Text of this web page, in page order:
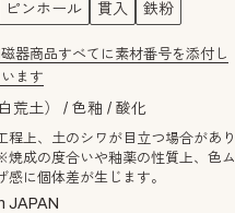
ピンホール 貫入 鉄粉
number1a
磁器商品すべてに素材番号を添付し
ます
荒土） 色釉 酸化
程上、土のシワが目立つ場合があり
焼成の度合いや釉薬の性質上、色ム
感に個体差が生じます。
JAPAN